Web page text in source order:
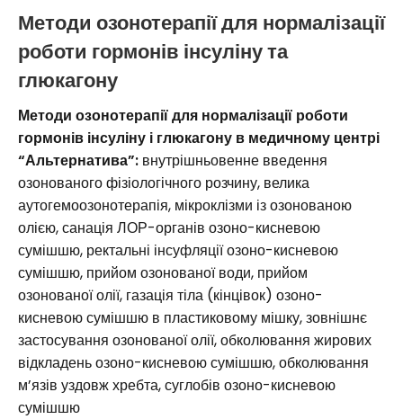
Методи озонотерапії для нормалізації
роботи гормонів інсуліну та
глюкагону
Методи озонотерапіїдля нормалізації роботи
гормонів інсуліну і глюкагону в медичному центрі
“Альтернатива”: внутрішньовенне введення
озонованого фізіологічного розчину, велика
аутогемоозонотерапія, мікроклізми із озонованою
олією, санація ЛОР-органів озоно-кисневою
сумішшю, ректальні інсуфляції озоно-кисневою
сумішшю, прийом озонованої води, прийом
озонованої олії, газація тіла (кінцівок) озоно-
кисневою сумішшю в пластиковому мішку, зовнішнє
застосування озонованої олії, обколювання жирових
відкладень озоно-кисневою сумішшю, обколювання
м’язів уздовж хребта, суглобів озоно-кисневою
сумішшю